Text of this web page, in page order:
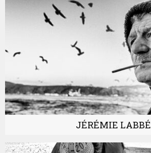
JÉRÉMIE LABBÉ